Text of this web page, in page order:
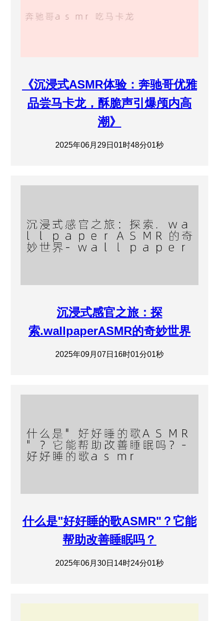
《沉浸式ASMR体验：奔驰哥优雅
品尝马卡龙，酥脆声引爆颅内高
潮》
2025年06月29日01时48分01秒
沉浸式感官之旅：探
索.wallpaperASMR的奇妙世界
2025年09月07日16时01分01秒
什么是"好好睡的歌ASMR"？它能
帮助改善睡眠吗？
2025年06月30日14时24分01秒